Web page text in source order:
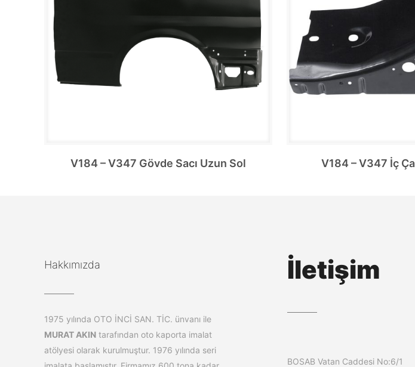
V184 – V347 Gövde Sacı Uzun Sol V184 – V347 İç
Hakkımızda
1975 yılında OTO İNCİ SAN. TİC. ünvanı ile
MURAT AKIN tarafından oto kaporta imalat
atölyesi olarak kurulmuştur. 1976 yılında seri
İletişim
BOSAB Vatan Caddesi No:6/1